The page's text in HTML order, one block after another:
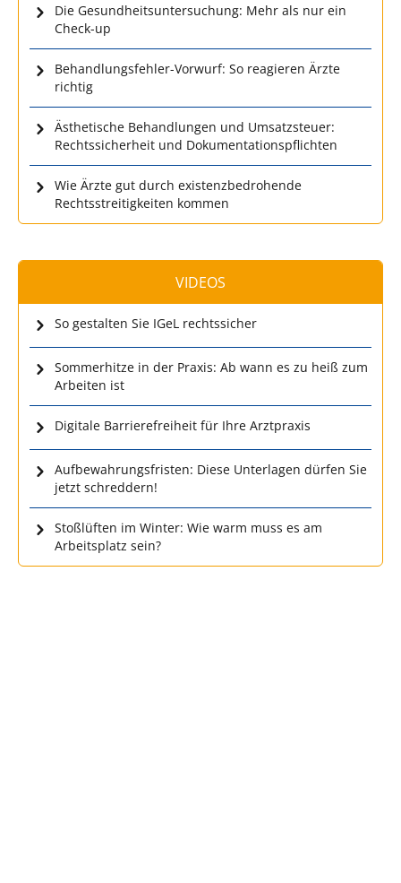
Die Gesundheitsuntersuchung: Mehr als nur ein
Check-up
Behandlungsfehler-Vorwurf: So reagieren Ärzte
richtig
Ästhetische Behandlungen und Umsatzsteuer:
Rechtssicherheit und Dokumentationspflichten
Wie Ärzte gut durch existenzbedrohende
Rechtsstreitigkeiten kommen
VIDEOS
So gestalten Sie IGeL rechtssicher
Sommerhitze in der Praxis: Ab wann es zu heiß zum
Arbeiten ist
Digitale Barrierefreiheit für Ihre Arztpraxis
Aufbewahrungsfristen: Diese Unterlagen dürfen Sie
jetzt schreddern!
Stoßlüften im Winter: Wie warm muss es am
Arbeitsplatz sein?